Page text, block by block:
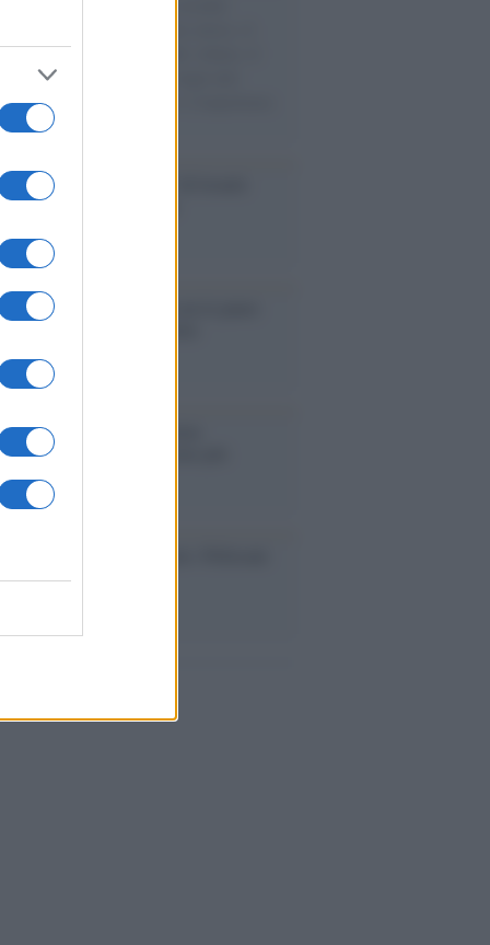
di disumanizzazione delle vittime, il
del governo italiano e degli altri
il ritorno al colonialismo. L'importanza
/ La “vittoria totale” di Israele
una guerra senza fine
/
La vita si intreccia con le paure
il giorno succede alla notte
/
del Vesuvio furono più
del previsto
super Italia